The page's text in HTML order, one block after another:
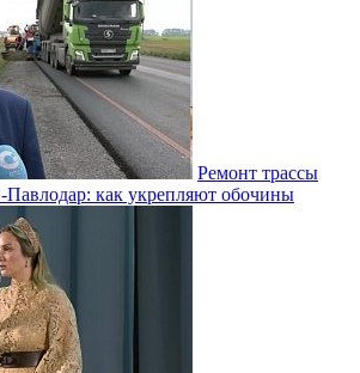
Ремонт трассы
как укрепляют обочины